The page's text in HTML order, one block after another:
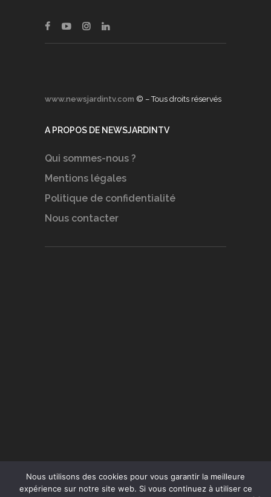
www.newsjardintv.com © – Tous droits réservés
A PROPOS DE NEWSJARDINTV
Qui sommes-nous ?
Mentions légales
Politique de confidentialité
Nous contacter
Nous utilisons des cookies pour vous garantir la meilleure
expérience sur notre site web. Si vous continuez à utiliser ce